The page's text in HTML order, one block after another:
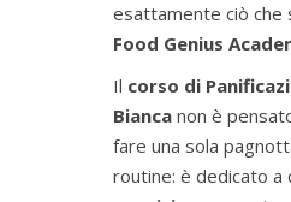
esattamente ciò che
Food Genius
Il corso di
Bianca non è
fare una sola
routine: è dedicato a